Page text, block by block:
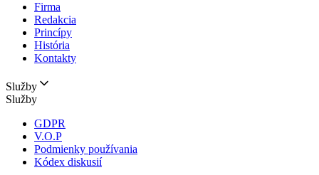
Firma
Redakcia
Princípy
História
Kontakty
Služby
Služby
GDPR
V.O.P
Podmienky používania
Kódex diskusií